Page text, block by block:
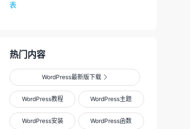
表
热门内容
WordPress最新版下载 
WordPress教程 WordPress主题
WordPress安装 WordPress函数